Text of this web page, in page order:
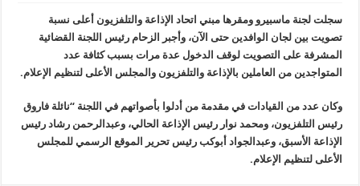
سجلت لجنة ماسبيرو ومقرها مبني اتحاد الإذاعة والتلفزيون أعلى نسبة
تصويت بين لجان الوافدين حتى الآن، وأجبر الزحام رئيس اللجنة القضائية
المشرفة على التصويت لوقف الدخول عدة مرات بسبب كثافة عدد
المتواجدين من العاملين بالإذاعة والتلفزيون والمجلس الأعلى لتنظيم الإعلام.
وكان عدد من القيادات في مقدمة من أدلوا بأصواتهم في اللجنة “نائلة فاروق
رئيس التلفزيون، ومحمد نوار رئيس الإذاعة الحالي، وعبدالرحمن رشاد رئيس
الإذاعة الأسبق، وعبدالجواد أبوكب رئيس تحرير الموقع الرسمي للمجلس
الأعلى لتنظيم الإعلام.